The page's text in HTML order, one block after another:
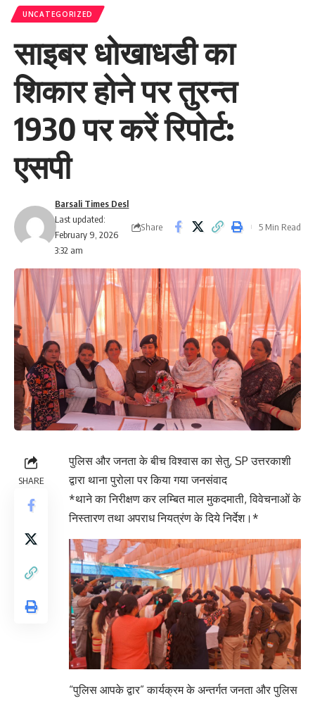
UNCATEGORIZED
साइबर धोखाधडी का
शिकार होने पर तुरन्त
1930 पर करें रिपोर्ट:
एसपी
Last updated:
February 9, 2026
3:32 am
Barsali Times Desl
Share 5 Min Read
SHARE
पुलिस और जनता के बीच विश्वास का सेतु, SP उत्तरकाशी
द्वारा थाना पुरोला पर किया गया जनसंवाद
*थाने का निरीक्षण कर लम्बित माल मुकदमाती, विवेचनाओं के
निस्तारण तथा अपराध नियत्रंण के दिये निर्देश।*
“पुलिस आपके द्वार” कार्यक्रम के अन्तर्गत जनता और पुलिस